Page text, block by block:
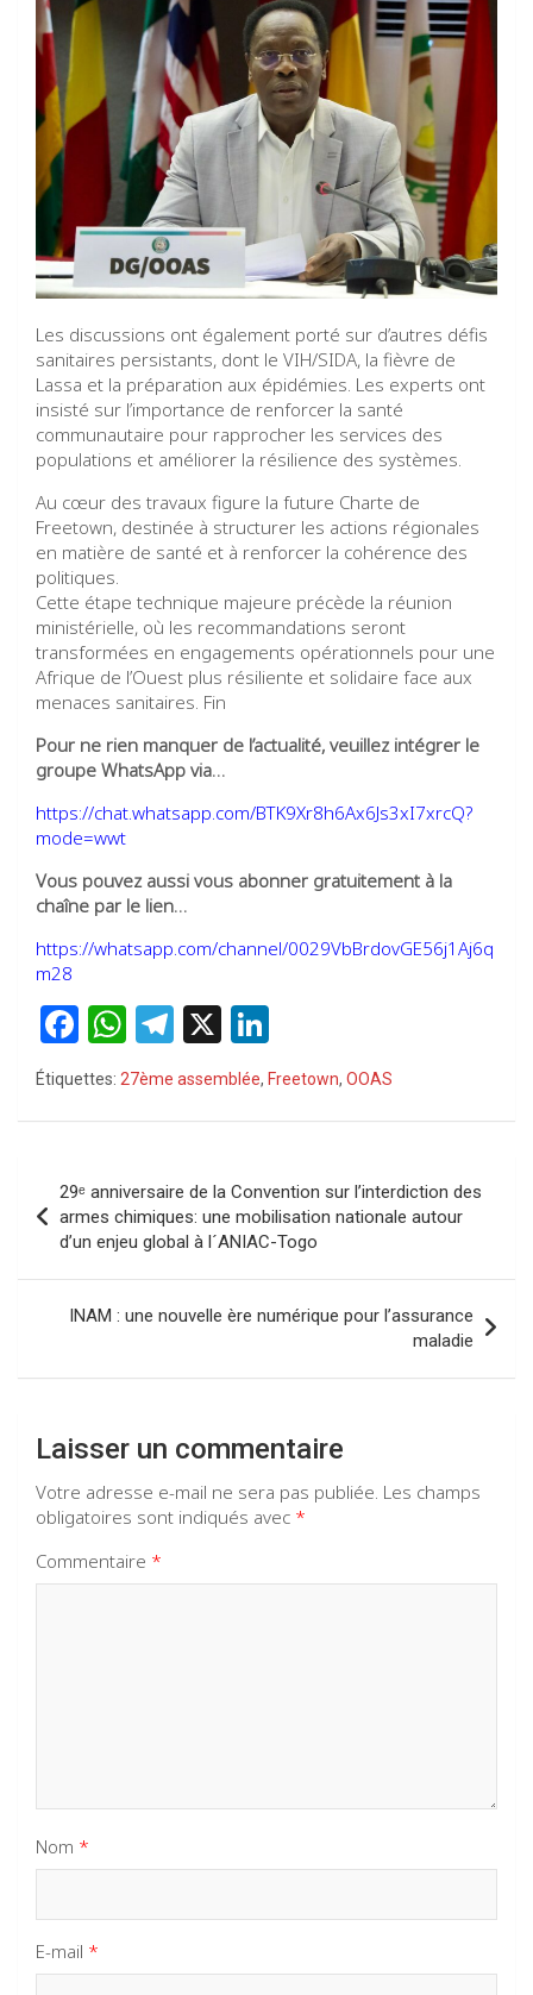
Les discussions ont également porté sur d’autres défis
sanitaires persistants, dont le VIH/SIDA, la fièvre de
Lassa et la préparation aux épidémies. Les experts ont
insisté sur l’importance de renforcer la santé
communautaire pour rapprocher les services des
populations et améliorer la résilience des systèmes.
Au cœur des travaux figure la future Charte de
Freetown, destinée à structurer les actions régionales
en matière de santé et à renforcer la cohérence des
politiques.
Cette étape technique majeure précède la réunion
ministérielle, où les recommandations seront
transformées en engagements opérationnels pour une
Afrique de l’Ouest plus résiliente et solidaire face aux
menaces sanitaires. Fin
Pour ne rien manquer de l’actualité, veuillez intégrer le
groupe WhatsApp via…
https://chat.whatsapp.com/BTK9Xr8h6Ax6Js3xI7xrcQ?
mode=wwt
Vous pouvez aussi vous abonner gratuitement à la
chaîne par le lien…
https://whatsapp.com/channel/0029VbBrdovGE56j1Aj6q
m28
F
a
o
o
k
W
h
A
p
p
T
a
m
X
n
n
Étiquettes: 27ème assemblée, Freetown, OOAS
de
l’article
29ᵉ anniversaire de la Convention sur l’interdiction des
armes chimiques: une mobilisation nationale autour
d’un enjeu global à l´ANIAC-Togo
INAM : une nouvelle ère numérique pour l’assurance
maladie
Laisser un commentaire
Votre adresse e-mail ne sera pas publiée. Les champs
obligatoires sont indiqués avec *
Commentaire *
Nom *
E-mail *